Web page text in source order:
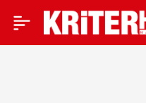
KRİTER HABER’DE BUGÜN